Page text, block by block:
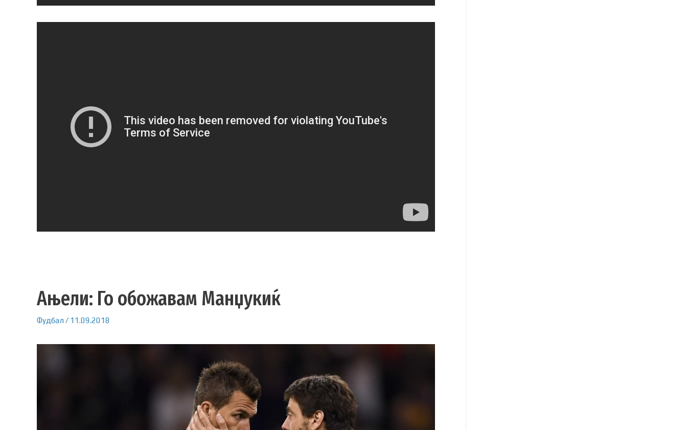
Ањели: Го обожавам Манџукиќ
Фудбал / 11.09.2018